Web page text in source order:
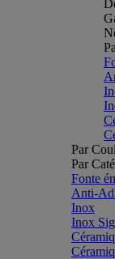
Par
Par
Fonte
Anti-
Inox
Inox